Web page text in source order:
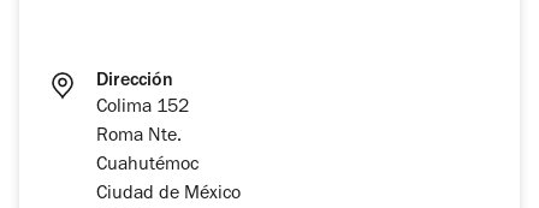
Dirección
Colima 152
Roma Nte.
Cuahutémoc
Ciudad de México